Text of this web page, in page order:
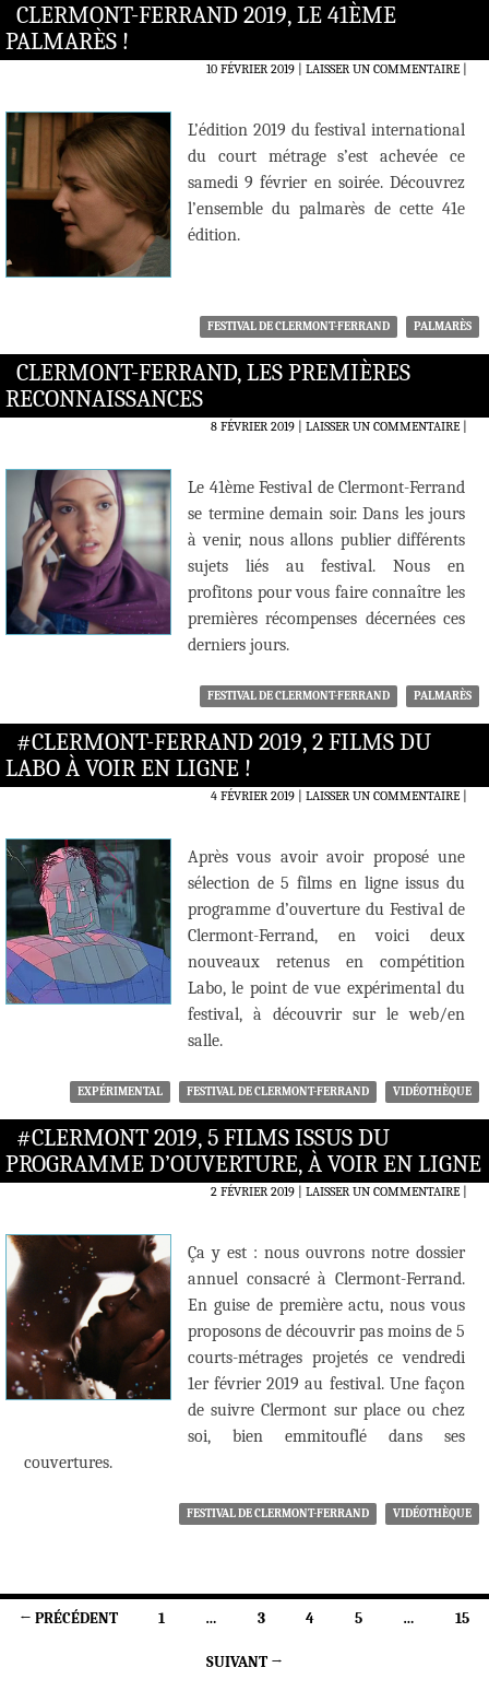
CLERMONT-FERRAND 2019, LE 41ÈME
PALMARÈS !
10 FÉVRIER 2019 LAISSER UN COMMENTAIRE|
L’édition 2019 du festival international
du court métrage s’est achevée ce
samedi 9 février en soirée. Découvrez
l’ensemble du palmarès de cette 41e
édition.
FESTIVAL DE CLERMONT-FERRAND PALMARÈS
CLERMONT-FERRAND, LES PREMIÈRES
RECONNAISSANCES
8 FÉVRIER 2019 LAISSER UN COMMENTAIRE|
Le 41ème Festival de Clermont-Ferrand
se termine demain soir. Dans les jours
à venir, nous allons publier différents
sujets liés au festival. Nous en
profitons pour vous faire connaître les
premières récompenses décernées ces
derniers jours.
FESTIVAL DE CLERMONT-FERRAND PALMARÈS
#CLERMONT-FERRAND 2019, 2 FILMS DU
LABO À VOIR EN LIGNE !
4 FÉVRIER 2019 LAISSER UN COMMENTAIRE|
Après vous avoir avoir proposé une
sélection de 5 films en ligne issus du
programme d’ouverture du Festival de
Clermont-Ferrand, en voici deux
nouveaux retenus en compétition
Labo, le point de vue expérimental du
festival, à découvrir sur le web/en
salle.
EXPÉRIMENTAL FESTIVAL DE CLERMONT-FERRAND VIDÉOTHÈQUE
#CLERMONT 2019, 5 FILMS ISSUS DU
PROGRAMME D’OUVERTURE, À VOIR EN LIGNE
2 FÉVRIER 2019 LAISSER UN COMMENTAIRE|
Ça y est : nous ouvrons notre dossier
annuel consacré à Clermont-Ferrand.
En guise de première actu, nous vous
proposons de découvrir pas moins de 5
courts-métrages projetés ce vendredi
1er février 2019 au festival. Une façon
de suivre Clermont sur place ou chez
soi, bien emmitouflé dans ses
couvertures.
FESTIVAL DE CLERMONT-FERRAND VIDÉOTHÈQUE
Navigation
← PRÉCÉDENT 1 … 3 4 5 … 15
SUIVANT →